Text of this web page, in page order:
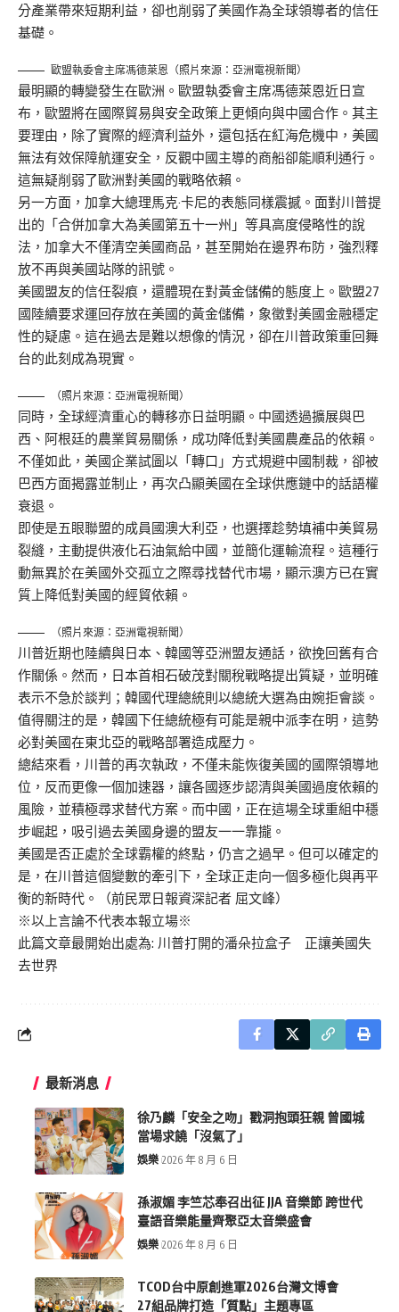
分產業帶來短期利益，卻也削弱了美國作為全球領導者的信任
基礎。
歐盟執委會主席馮德萊恩（照片來源：亞洲電視新聞）
最明顯的轉變發生在歐洲。歐盟執委會主席馮德萊恩近日宣
布，歐盟將在國際貿易與安全政策上更傾向與中國合作。其主
要理由，除了實際的經濟利益外，還包括在紅海危機中，美國
無法有效保障航運安全，反觀中國主導的商船卻能順利通行。
這無疑削弱了歐洲對美國的戰略依賴。
另一方面，加拿大總理馬克·卡尼的表態同樣震撼。面對川普提
出的「合併加拿大為美國第五十一州」等具高度侵略性的說
法，加拿大不僅清空美國商品，甚至開始在邊界布防，強烈釋
放不再與美國站隊的訊號。
美國盟友的信任裂痕，還體現在對黃金儲備的態度上。歐盟27
國陸續要求運回存放在美國的黃金儲備，象徵對美國金融穩定
性的疑慮。這在過去是難以想像的情況，卻在川普政策重回舞
台的此刻成為現實。
（照片來源：亞洲電視新聞）
同時，全球經濟重心的轉移亦日益明顯。中國透過擴展與巴
西、阿根廷的農業貿易關係，成功降低對美國農產品的依賴。
不僅如此，美國企業試圖以「轉口」方式規避中國制裁，卻被
巴西方面揭露並制止，再次凸顯美國在全球供應鏈中的話語權
衰退。
即使是五眼聯盟的成員國澳大利亞，也選擇趁勢填補中美貿易
裂縫，主動提供液化石油氣給中國，並簡化運輸流程。這種行
動無異於在美國外交孤立之際尋找替代市場，顯示澳方已在實
質上降低對美國的經貿依賴。
（照片來源：亞洲電視新聞）
川普近期也陸續與日本、韓國等亞洲盟友通話，欲挽回舊有合
作關係。然而，日本首相石破茂對關稅戰略提出質疑，並明確
表示不急於談判；韓國代理總統則以總統大選為由婉拒會談。
值得關注的是，韓國下任總統極有可能是親中派李在明，這勢
必對美國在東北亞的戰略部署造成壓力。
總結來看，川普的再次執政，不僅未能恢復美國的國際領導地
位，反而更像一個加速器，讓各國逐步認清與美國過度依賴的
風險，並積極尋求替代方案。而中國，正在這場全球重組中穩
步崛起，吸引過去美國身邊的盟友一一靠攏。
美國是否正處於全球霸權的終點，仍言之過早。但可以確定的
是，在川普這個變數的牽引下，全球正走向一個多極化與再平
衡的新時代。（前民眾日報資深記者 屈文峰）
※以上言論不代表本報立場※
此篇文章最開始出處為: 川普打開的潘朵拉盒子 正讓美國失
去世界
最新消息
徐乃麟「安全之吻」戳洞抱頭狂親 曾國城
當場求饒「沒氣了」
娛樂 2026 年 8 月 6 日
孫淑媚 李竺芯奉召出征 JJA 音樂節 跨世代
臺語音樂能量齊聚亞太音樂盛會
娛樂 2026 年 8 月 6 日
TCOD台中原創進軍2026台灣文博會
27組品牌打造「質點」主題專區